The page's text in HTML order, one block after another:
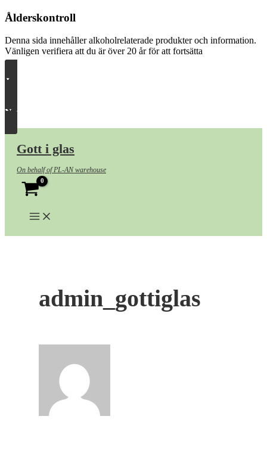
Ålderskontroll
Denna sida innehåller alkoholrelaterade produkter och information.
Vänligen verifiera att du är över 20 år för att fortsätta
Ja, släpp in mig
Nej, ta mig härifrån
Hoppa
innehåll
Gott i glas
On behalf of PL-AN warehouse
admin_gottiglas